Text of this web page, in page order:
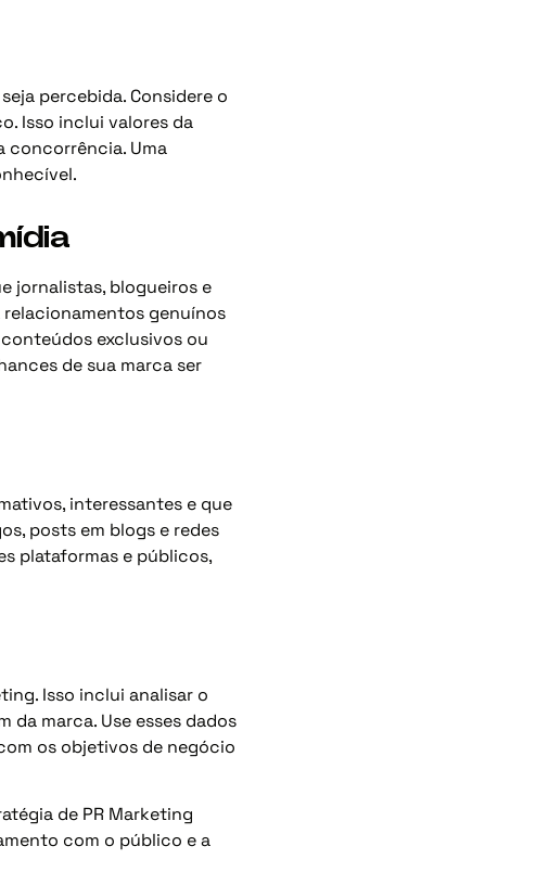
percebida. Considere o
Isso inclui valores da
concorrência. Uma
jornalistas, blogueiros e
genuínos
exclusivos ou
de sua marca ser
interessantes e que
posts em blogs e redes
plataformas e públicos,
Isso inclui analisar o
marca. Use esses dados
os objetivos de negócio
de PR Marketing
com o público e a